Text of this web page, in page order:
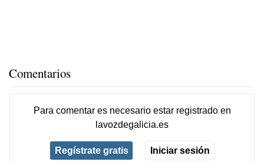
Comentarios
Para comentar es necesario estar registradoen
lavozdegalicia.es
Regístrate gratis Iniciar sesión